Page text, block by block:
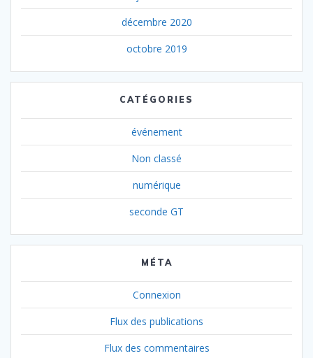
décembre 2020
octobre 2019
CATÉGORIES
événement
Non classé
numérique
seconde GT
MÉTA
Connexion
Flux des publications
Flux des commentaires